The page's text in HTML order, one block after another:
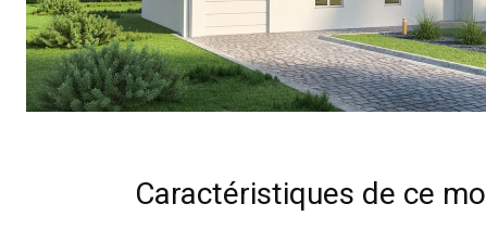
Caractéristiques de ce